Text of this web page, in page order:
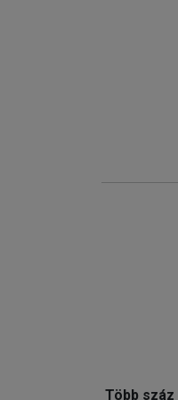
Több száz